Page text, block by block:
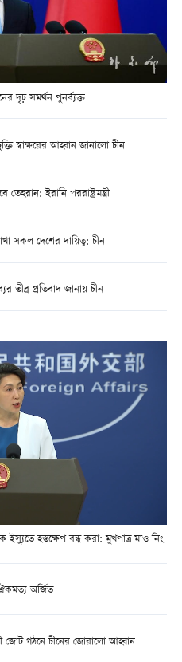
দৃঢ় সমর্থন পুনর্ব্যক্ত
স্বাক্ষরের আহ্বান জানালো চীন
ইরানি পররাষ্ট্রমন্ত্রী
সকল দেশের দায়িত্ব: চীন
তীব্র প্রতিবাদ জানায় চীন
ইস্যুতে হস্তক্ষেপ বন্ধ করা: মুখপাত্র মাও নিং
ঐকমত্য অর্জিত
জোট গঠনে চীনের জোরালো আহ্বান